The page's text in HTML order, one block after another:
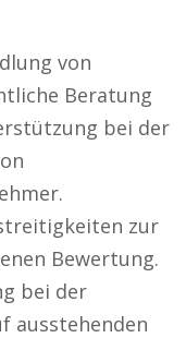
von
Beratung
bei der
zur
Bewertung.
bei der
ausstehenden